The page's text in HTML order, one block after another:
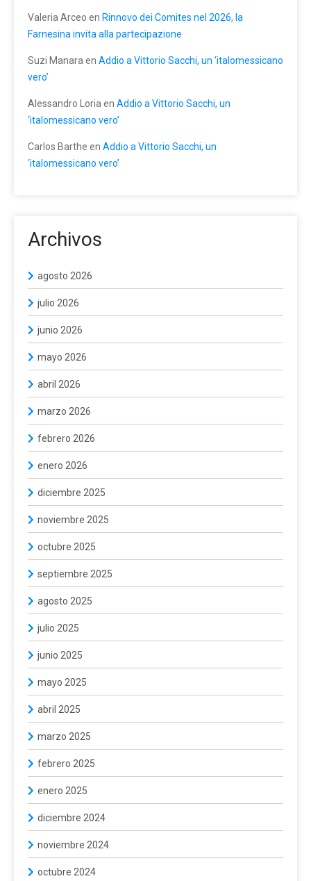
Valeria Arceo en Rinnovo dei Comites nel 2026, la
Farnesina invita alla partecipazione
Suzi Manara en Addio a Vittorio Sacchi, un ‘italomessicano
vero’
Alessandro Loria en Addio a Vittorio Sacchi, un
‘italomessicano vero’
Carlos Barthe en Addio a Vittorio Sacchi, un
‘italomessicano vero’
Archivos
agosto 2026
julio 2026
junio 2026
mayo 2026
abril 2026
marzo 2026
febrero 2026
enero 2026
diciembre 2025
noviembre 2025
octubre 2025
septiembre 2025
agosto 2025
julio 2025
junio 2025
mayo 2025
abril 2025
marzo 2025
febrero 2025
enero 2025
diciembre 2024
noviembre 2024
octubre 2024